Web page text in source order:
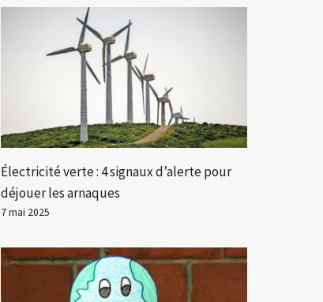
Électricité verte : 4 signaux d’alerte pour
déjouer les arnaques
7 mai 2025